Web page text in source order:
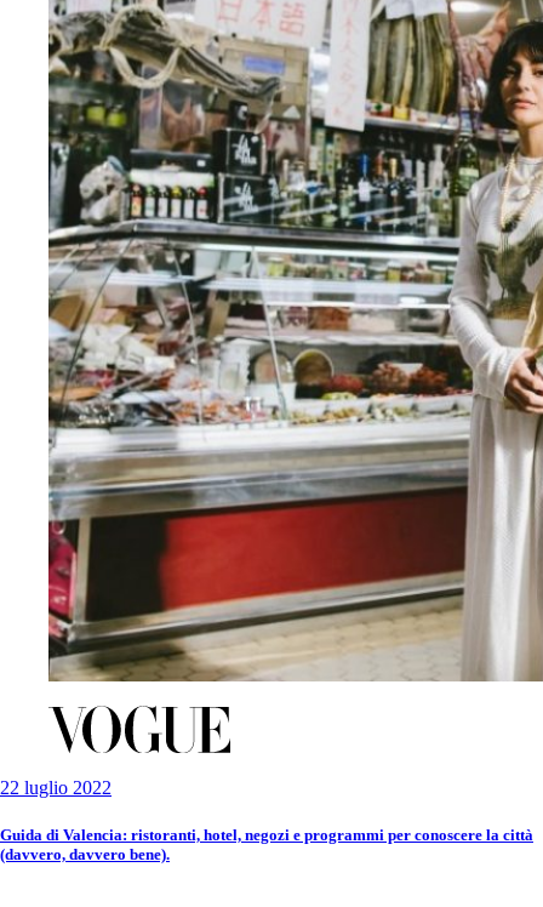
22 luglio 2022
Guida di Valencia: ristoranti, hotel, negozi e programmi per conoscere la città
(davvero, davvero bene).